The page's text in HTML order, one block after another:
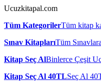
Ucuzkitapal.com
Tüm KategorilerTüm kitap
Sınav KitaplarıTüm
Kitap Seç AlBinlerce Çeşit
Kitap Seç Al 40TLSeç Al